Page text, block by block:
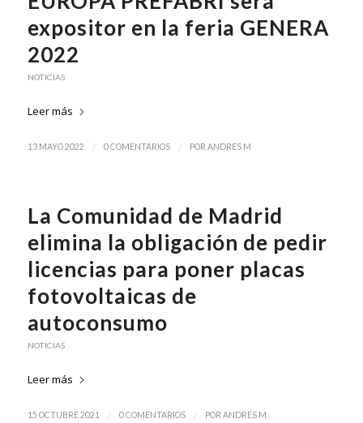
expositor en la feria GENERA
2022
NOTICIAS
Leer más
13 MAYO 2022 / 0 COMENTARIOS / POR ANDRES M
La Comunidad de Madrid
elimina la obligación de pedir
licencias para poner placas
fotovoltaicas de
autoconsumo
NOTICIAS
Leer más
15 OCTUBRE 2021 / 0 COMENTARIOS / POR ANDRES M